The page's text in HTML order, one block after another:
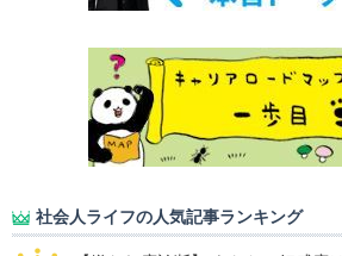
社会人ライフの人気記事ランキング